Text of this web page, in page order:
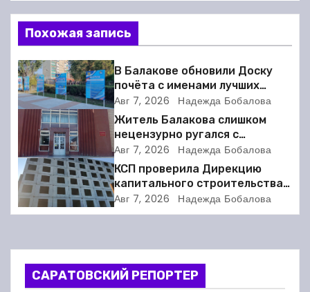
в
и
г
а
ц
и
я
п
о
Похожая запись
В Балакове обновили Доску
почёта с именами лучших
спортсменов. Фото
Авг 7, 2026 Надежда Бобалова
Житель Балакова слишком
нецензурно ругался с
соседкой и получил двое суток
ареста
Авг 7, 2026 Надежда Бобалова
КСП проверила Дирекцию
капитального строительства в
Балакове и нашла множество
нарушений
Авг 7, 2026 Надежда Бобалова
САРАТОВСКИЙ РЕПОРТЕР